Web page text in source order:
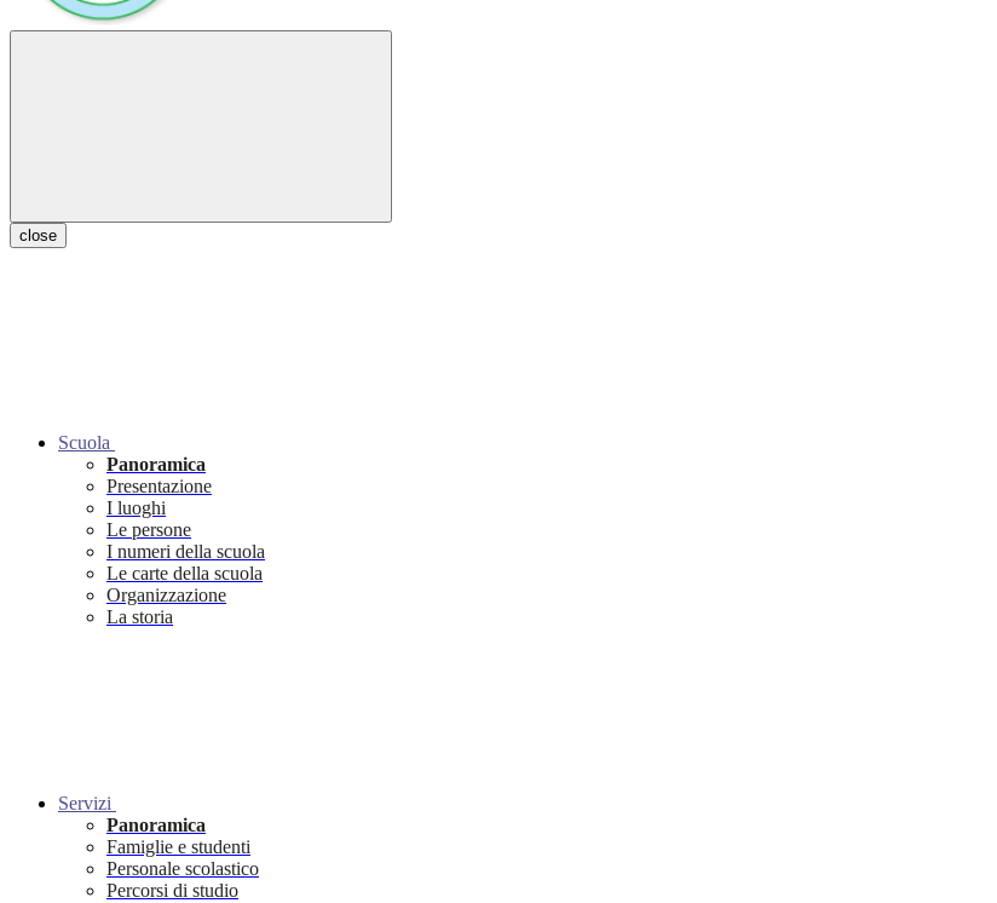
close
Scuola
Panoramica
Presentazione
I luoghi
Le persone
I numeri della scuola
Le carte della scuola
Organizzazione
La storia
Servizi
Panoramica
Famiglie e studenti
Personale scolastico
Percorsi di studio